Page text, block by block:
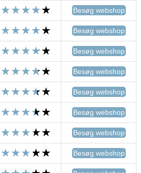
Besøg webshop
Besøg webshop
Besøg webshop
Besøg webshop
Besøg webshop
Besøg webshop
Besøg webshop
Besøg webshop